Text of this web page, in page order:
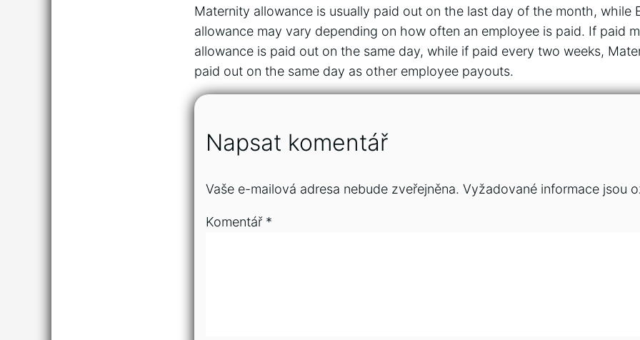
Maternity allowance is usually paid out on the last day of the month, while
allowance may vary depending on how often an employee is paid. If paid
allowance is paid out on the same day, while if paid every two weeks,
paid out on the same day as other employee payouts.
Napsat komentář
Vaše e-mailová adresa nebude zveřejněna. Vyžadované informace jsou
Komentář *